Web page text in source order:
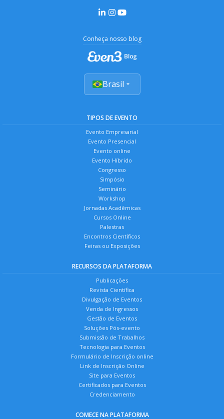
Conheça nosso blog
Brasil
TIPOS DE EVENTO
Evento Empresarial
Evento Presencial
Evento online
Evento Híbrido
Congresso
Simpósio
Seminário
Workshop
Jornadas Acadêmicas
Cursos Online
Palestras
Encontros Científicos
Feiras ou Exposições
RECURSOS DA PLATAFORMA
Publicações
Revista Científica
Divulgação de Eventos
Venda de Ingressos
Gestão de Eventos
Soluções Pós-evento
Submissão de Trabalhos
Tecnologia para Eventos
Formulário de Inscrição online
Link de Inscrição Online
Site para Eventos
Certificados para Eventos
Credenciamento
COMECE NA PLATAFORMA